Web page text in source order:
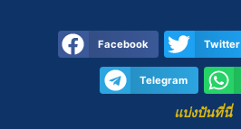
Facebook Twitter
Telegram
แบ่งปันที่นี่